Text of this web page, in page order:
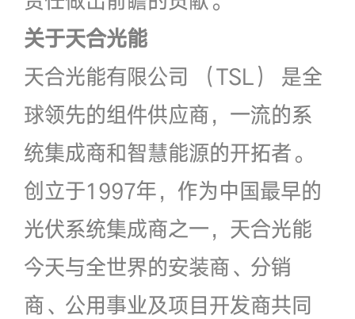
关于天合光能
天合光能有限公司 （TSL） 是全
球领先的组件供应商，一流的系
统集成商和智慧能源的开拓者。
创立于1997年，作为中国最早的
光伏系统集成商之一，天合光能
今天与全世界的安装商、分销
商、公用事业及项目开发商共同